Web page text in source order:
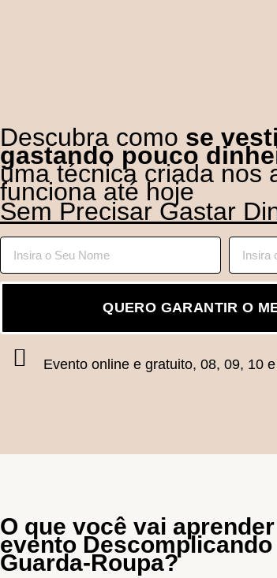
Descubra como se
gastando pouco
uma técnica criada nos
funciona até hoje
Sem Precisar Gastar
QUERO GARANTIR O
Evento online e gratuito, 08, 09, 10
O que você vai
evento Descomplicando
Guarda-Roupa?